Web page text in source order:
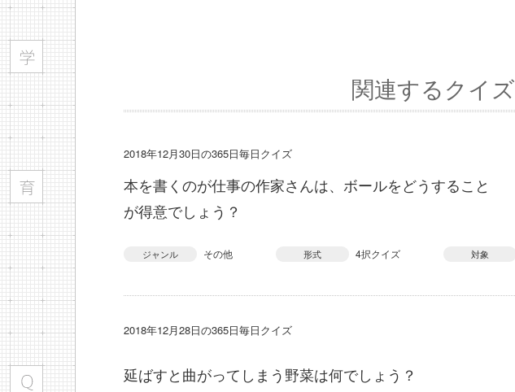
関連するクイズ
2018年12月30日の365日毎日クイズ
本を書くのが仕事の作家さんは、ボールをどうすること
が得意でしょう？
ジャンル その他 形式 4択クイズ 対象
2018年12月28日の365日毎日クイズ
延ばすと曲がってしまう野菜は何でしょう？